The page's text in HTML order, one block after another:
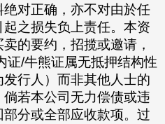
对正确，亦不对由於任
之损失负上责任。本资
的要约，招揽或邀请，
证/牛熊证属无抵押结构性
行人）而非其他人士的
若本公司无力偿债或违
分或全部应收款项。过